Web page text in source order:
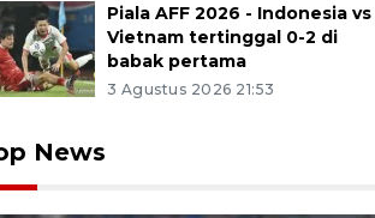
Piala AFF 2026 - Indonesia vs
Vietnam tertinggal 0-2 di
babak pertama
3 Agustus 2026 21:53
News